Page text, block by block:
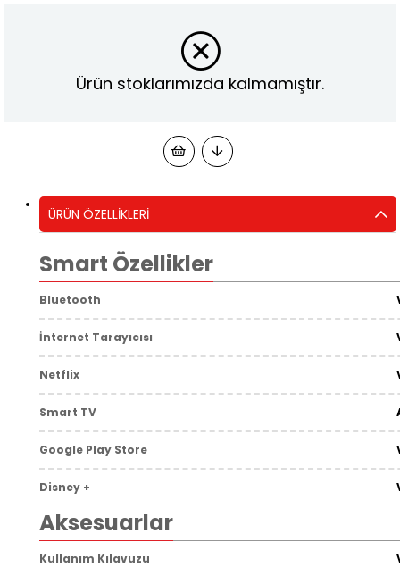
Ürün stoklarımızda kalmamıştır.
ÜRÜN ÖZELLIKLERI
Smart Özellikler
Bluetooth
İnternet Tarayıcısı
Netflix
Smart TV
Google Play Store
Disney +
Aksesuarlar
Kullanım Kılavuzu